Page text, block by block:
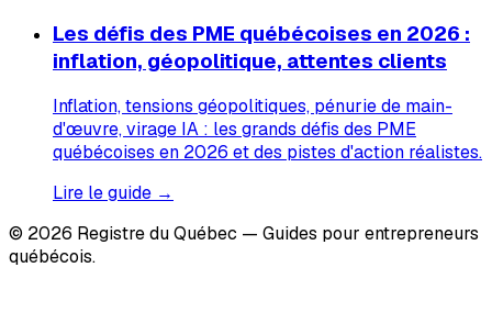
Les défis des PME québécoises en 2026 :
inflation, géopolitique, attentes clients
Inflation, tensions géopolitiques, pénurie de main-
d'œuvre, virage IA : les grands défis des PME
québécoises en 2026 et des pistes d'action réalistes.
Lire le guide →
© 2026 Registre du Québec — Guides pour entrepreneurs
québécois.